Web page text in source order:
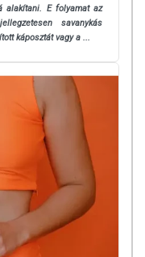
alakítani. E folyamat az
savanykás
káposztát vagy a ...